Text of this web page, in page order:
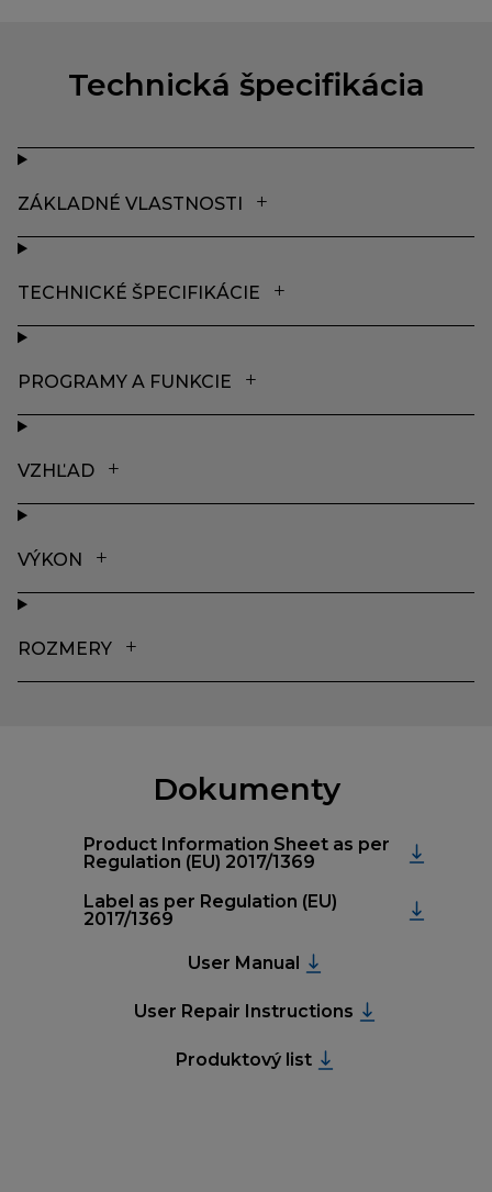
Technická špecifikácia
ZÁKLADNÉ VLASTNOSTI
TECHNICKÉ ŠPECIFIKÁCIE
PROGRAMY A FUNKCIE
VZHĽAD
VÝKON
ROZMERY
Dokumenty
Product Information Sheet as per
Regulation (EU) 2017/1369
Label as per Regulation (EU)
2017/1369
User Manual
User Repair Instructions
Produktový list